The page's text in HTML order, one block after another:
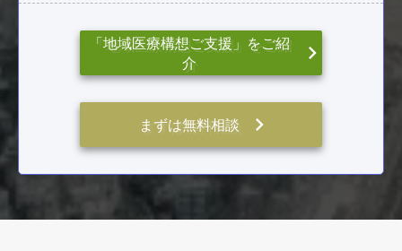
「地域医療構想ご支援」をご紹
介
keyboard_arrow_right
まずは無料相談 keyboard_arrow_right